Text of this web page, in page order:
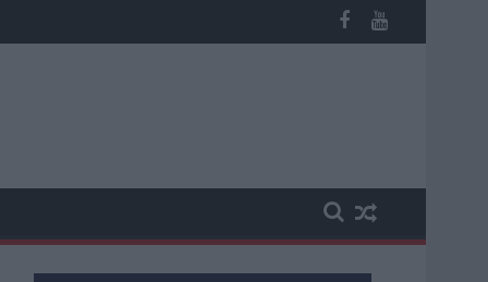
vesztegetés miatt 3 év letöltendőt kaphat és ez csak az